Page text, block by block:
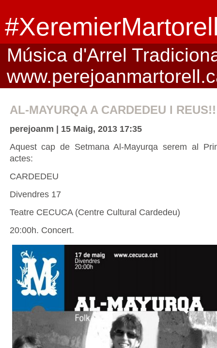
Música d'Arrel
AL-MAYURQA A CARDEDEU I
perejoanm | 15 Maig, 2013 17:35
Aquest cap de Setmana Al-Mayurqa serem al
actes:
CARDEDEU
Divendres 17
Teatre CECUCA (Centre Cultural Cardedeu)
20:00h. Concert.